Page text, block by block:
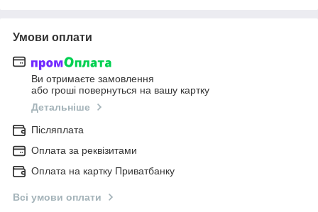
Умови оплати
Ви отримаєте замовлення
або гроші повернуться на вашу картку
Детальніше
Післяплата
Оплата за реквізитами
Оплата на картку Приватбанку
Всі умови оплати